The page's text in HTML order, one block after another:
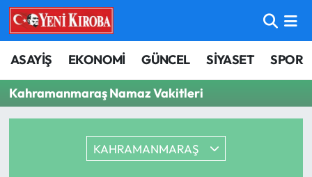
ASAYİŞ EKONOMİ GÜNCEL SİYASET SPOR
Kahramanmaraş Namaz Vakitleri
KAHRAMANMARAŞ
ASAYİŞ
BİLİM-TEKNOLOJİ
Aydın Nöbetçi Eczaneler
Aydın Hava Durumu
Aydın Trafik Yoğunluk Haritası